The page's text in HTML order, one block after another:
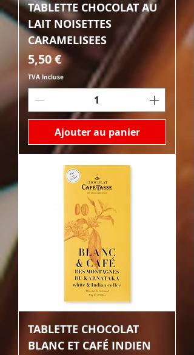
TABLETTE CHOCOLAT AU
LAIT NOISETTES
CARAMELISEES
Prix
5,50 €
TVA Incluse
Ajouter au panier
TABLETTE CHOCOLAT
BLANC ET CAFÉ INDIEN